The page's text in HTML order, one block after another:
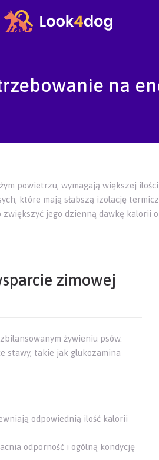
na
powietrzu, wymagają większej
które mają słabszą izolację
jego dzienną dawkę
zimowej
żywieniu psów.
stawy, takie jak glukozamina
odpowiednią ilość kalorii
odporność i ogólną kondycję